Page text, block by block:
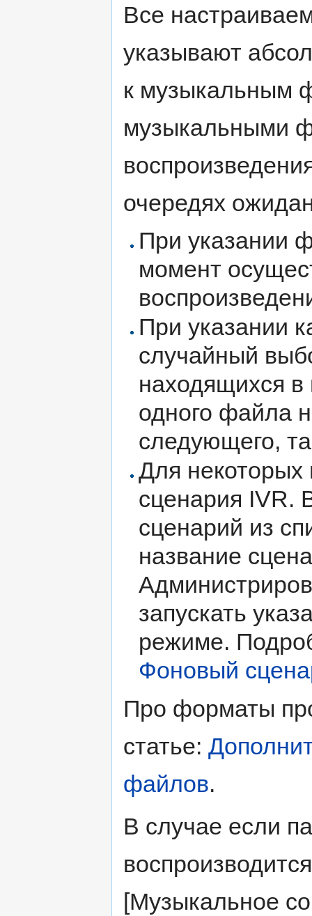
Все
указывают
к музыкальным
музыкальными
очередях
При указании
момент
При указании
случайный
находящихся
одного файла
следующего,
Для некоторых
сценария IVR.
сценарий из
название
запускать
режиме.
Фоновый
Про форматы
статье:
файлов.
В случае если
[Музыкальное